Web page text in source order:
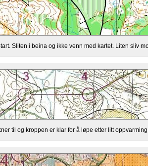
Sliten i beina og ikke venn med kartet. Liten sliv
til og kroppen er klar for å løpe etter litt